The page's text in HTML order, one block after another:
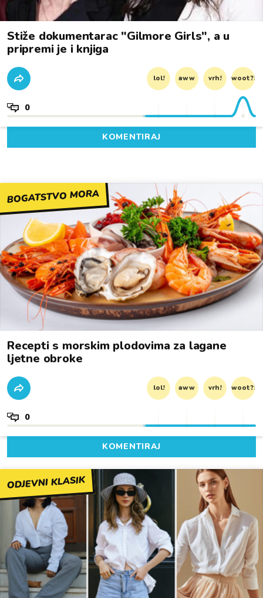
Stiže dokumentarac "Gilmore Girls", a u
pripremi je i knjiga
lol! aww vrh! woot?!
0
KOMENTIRAJ
BOGATSTVO MORA
Recepti s morskim plodovima za lagane
ljetne obroke
lol! aww vrh! woot?!
0
KOMENTIRAJ
ODJEVNI KLASIK